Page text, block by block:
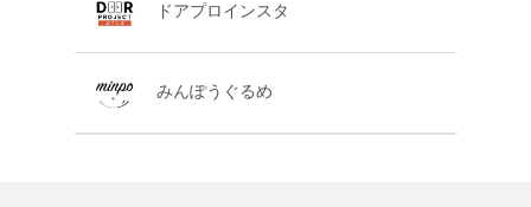
ドアプロインスタ
みんぽうぐるめ